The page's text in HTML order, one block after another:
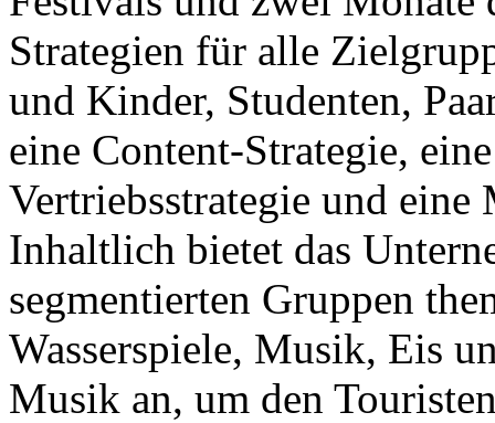
Strategien für alle
und Kinder, Studenten,
eine Content-Strategie,
Vertriebsstrategie und eine
Inhaltlich bietet das
segmentierten Gruppen
Wasserspiele, Musik, Eis
Musik an, um den